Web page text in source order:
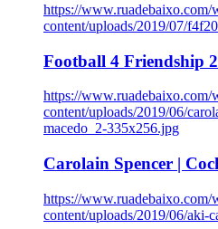
https://www.ruadebaixo.com/
content/uploads/2019/07/
Football 4 Friendship
https://www.ruadebaixo.com/
content/uploads/2019/06/
macedo_2-335x256.jpg
Carolain Spencer |
https://www.ruadebaixo.com/
content/uploads/2019/06/aki-